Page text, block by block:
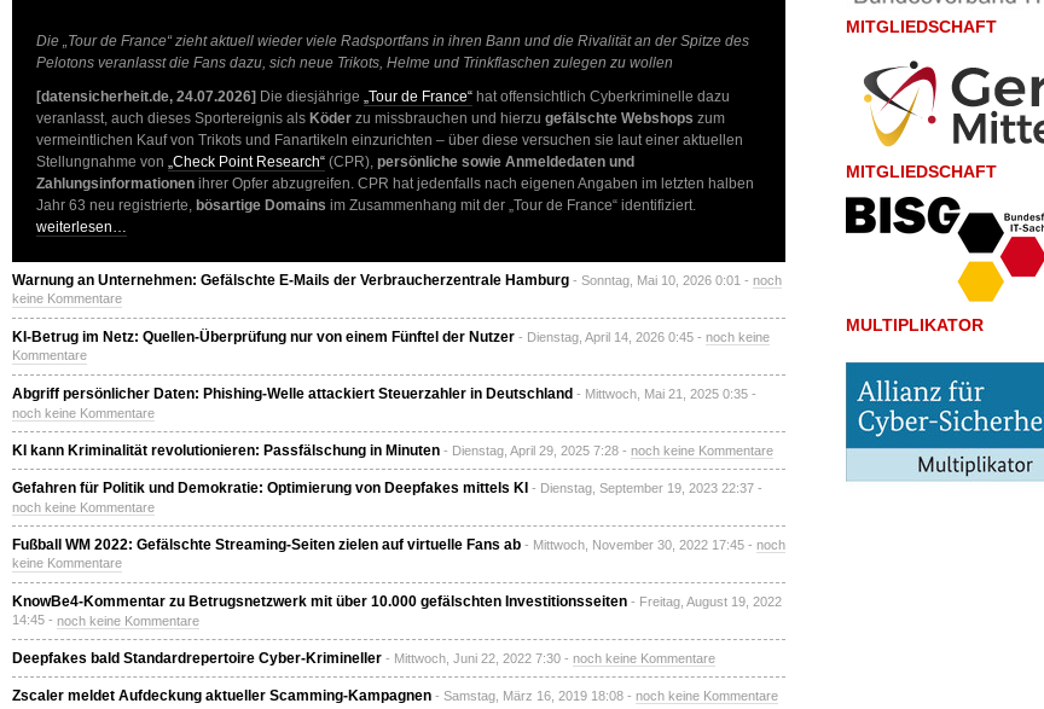
Die „Tour de France“ zieht aktuell wieder viele Radsportfans in ihren Bann und die Rivalität an der Spitze des
Pelotons veranlasst die Fans dazu, sich neue Trikots, Helme und Trinkflaschen zulegen zu wollen
[datensicherheit.de, 24.07.2026] Die diesjährige „Tour de France“ hat offensichtlich Cyberkriminelle dazu
veranlasst, auch dieses Sportereignis als Köder zu missbrauchen und hierzu gefälschte Webshops zum
vermeintlichen Kauf von Trikots und Fanartikeln einzurichten – über diese versuchen sie laut einer aktuellen
Stellungnahme von „Check Point Research“ (CPR), persönliche sowie Anmeldedaten und
Zahlungsinformationen ihrer Opfer abzugreifen. CPR hat jedenfalls nach eigenen Angaben im letzten halben
Jahr 63 neu registrierte, bösartige Domains im Zusammenhang mit der „Tour de France“ identifiziert.
weiterlesen…
Warnung an Unternehmen: Gefälschte E-Mails der Verbraucherzentrale Hamburg - Sonntag, Mai 10, 2026 0:01 - noch
keine Kommentare
KI-Betrug im Netz: Quellen-Überprüfung nur von einem Fünftel der Nutzer - Dienstag, April 14, 2026 0:45 - noch keine
Kommentare
Abgriff persönlicher Daten: Phishing-Welle attackiert Steuerzahler in Deutschland - Mittwoch, Mai 21, 2025 0:35 -
noch keine Kommentare
KI kann Kriminalität revolutionieren: Passfälschung in Minuten - Dienstag, April 29, 2025 7:28 - noch keine Kommentare
Gefahren für Politik und Demokratie: Optimierung von Deepfakes mittels KI - Dienstag, September 19, 2023 22:37 -
noch keine Kommentare
Fußball WM 2022: Gefälschte Streaming-Seiten zielen auf virtuelle Fans ab - Mittwoch, November 30, 2022 17:45 - noch
keine Kommentare
KnowBe4-Kommentar zu Betrugsnetzwerk mit über 10.000 gefälschten Investitionsseiten - Freitag, August 19, 2022
14:45 - noch keine Kommentare
Deepfakes bald Standardrepertoire Cyber-Krimineller - Mittwoch, Juni 22, 2022 7:30 - noch keine Kommentare
Zscaler meldet Aufdeckung aktueller Scamming-Kampagnen - Samstag, März 16, 2019 18:08 - noch keine Kommentare
MITGLIEDSCHAFT
MITGLIEDSCHAFT
MULTIPLIKATOR